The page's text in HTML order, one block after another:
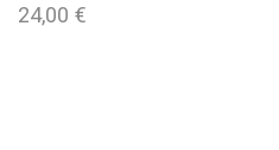
24,00 €